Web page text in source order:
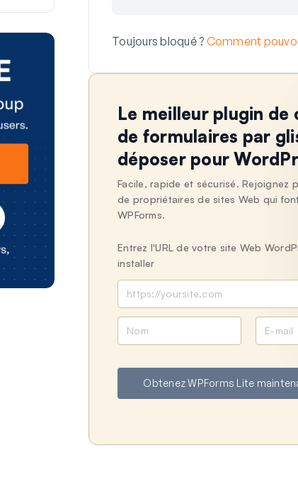
Toujours bloqué ? Comment
Le meilleur plugin de
de formulaires par
déposer pour
Facile, rapide et sécurisé. Rejoignez
de propriétaires de sites Web qui
WPForms.
Entrez l'URL de votre site Web
installer
a
l
Obtenez WPForms Lite